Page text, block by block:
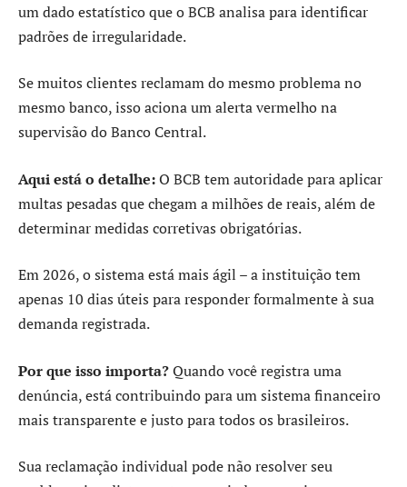
um dado estatístico que o BCB analisa para identificar
padrões de irregularidade.
Se muitos clientes reclamam do mesmo problema no
mesmo banco, isso aciona um alerta vermelho na
supervisão do Banco Central.
Aqui está o detalhe:O BCB tem autoridade para aplicar
multas pesadas que chegam a milhões de reais, além de
determinar medidas corretivas obrigatórias.
Em 2026, o sistema está mais ágil – a instituição tem
apenas 10 dias úteis para responder formalmente à sua
demanda registrada.
Por que isso importa?Quando você registra uma
denúncia, está contribuindo para um sistema financeiro
mais transparente e justo para todos os brasileiros.
Sua reclamação individual pode não resolver seu